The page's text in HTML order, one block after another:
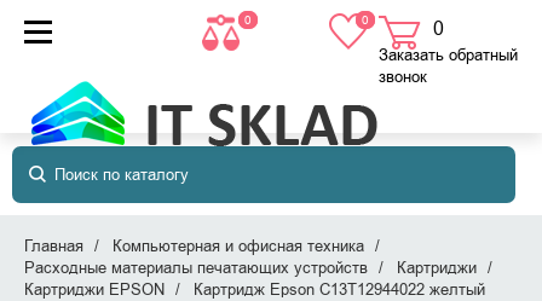
0 0 0
в корзине
Заказать обратный
звонок
Главная
Компьютерная и офисная техника
Расходные материалы печатающих устройств
Картриджи
Картриджи EPSON
Картридж Epson C13T12944022 желтый